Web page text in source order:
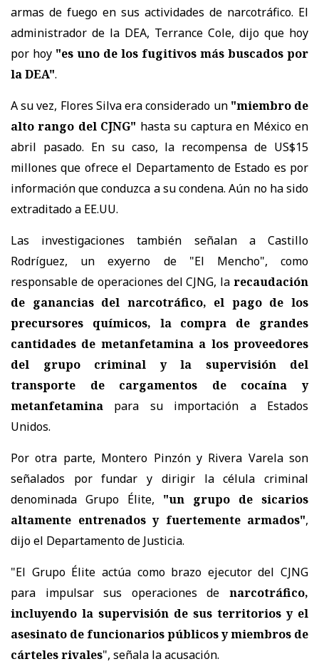
armas de fuego en sus actividades de narcotráfico. El
administrador de la DEA, Terrance Cole, dijo que hoy
por hoy "es uno de los fugitivos más buscados por
la DEA".
A su vez, Flores Silva era considerado un "miembro de
alto rango del CJNG" hasta su captura en México en
abril pasado. En su caso, la recompensa de US$15
millones que ofrece el Departamento de Estado es por
información que conduzca a su condena. Aún no ha sido
extraditado a EE.UU.
Las investigaciones también señalan a Castillo
Rodríguez, un exyerno de "El Mencho", como
responsable de operaciones del CJNG, la recaudación
de ganancias del narcotráfico, el pago de los
precursores químicos, la compra de grandes
cantidades de metanfetamina a los proveedores
del grupo criminal y la supervisión del
transporte de cargamentos de cocaína y
metanfetamina para su importación a Estados
Unidos.
Por otra parte, Montero Pinzón y Rivera Varela son
señalados por fundar y dirigir la célula criminal
denominada Grupo Élite, "un grupo de sicarios
altamente entrenados y fuertemente armados",
dijo el Departamento de Justicia.
"El Grupo Élite actúa como brazo ejecutor del CJNG
para impulsar sus operaciones de narcotráfico,
incluyendo la supervisión de sus territorios y el
asesinato de funcionarios públicos y miembros de
cárteles rivales", señala la acusación.